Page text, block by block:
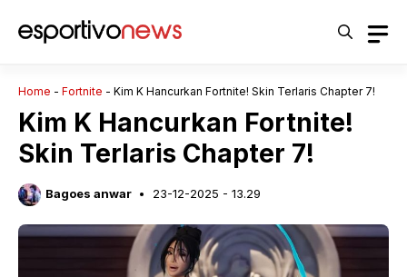
Home - Fortnite - Kim K Hancurkan Fortnite! Skin Terlaris Chapter 7!
Kim K Hancurkan Fortnite!
Skin Terlaris Chapter 7!
Bagoes anwar 23-12-2025 - 13.29